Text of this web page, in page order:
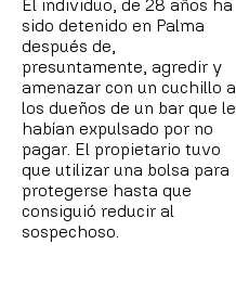
El individuo, de 28 años ha
sido detenido en Palma
después de,
presuntamente, agredir y
amenazar con un cuchillo a
los dueños de un bar que le
habían expulsado por no
pagar. El propietario tuvo
que utilizar una bolsa para
protegerse hasta que
consiguió reducir al
sospechoso.